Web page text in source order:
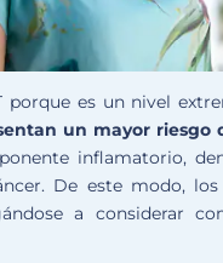
porque es un nivel
un mayor
inflamatorio,
De este modo,
a considerar